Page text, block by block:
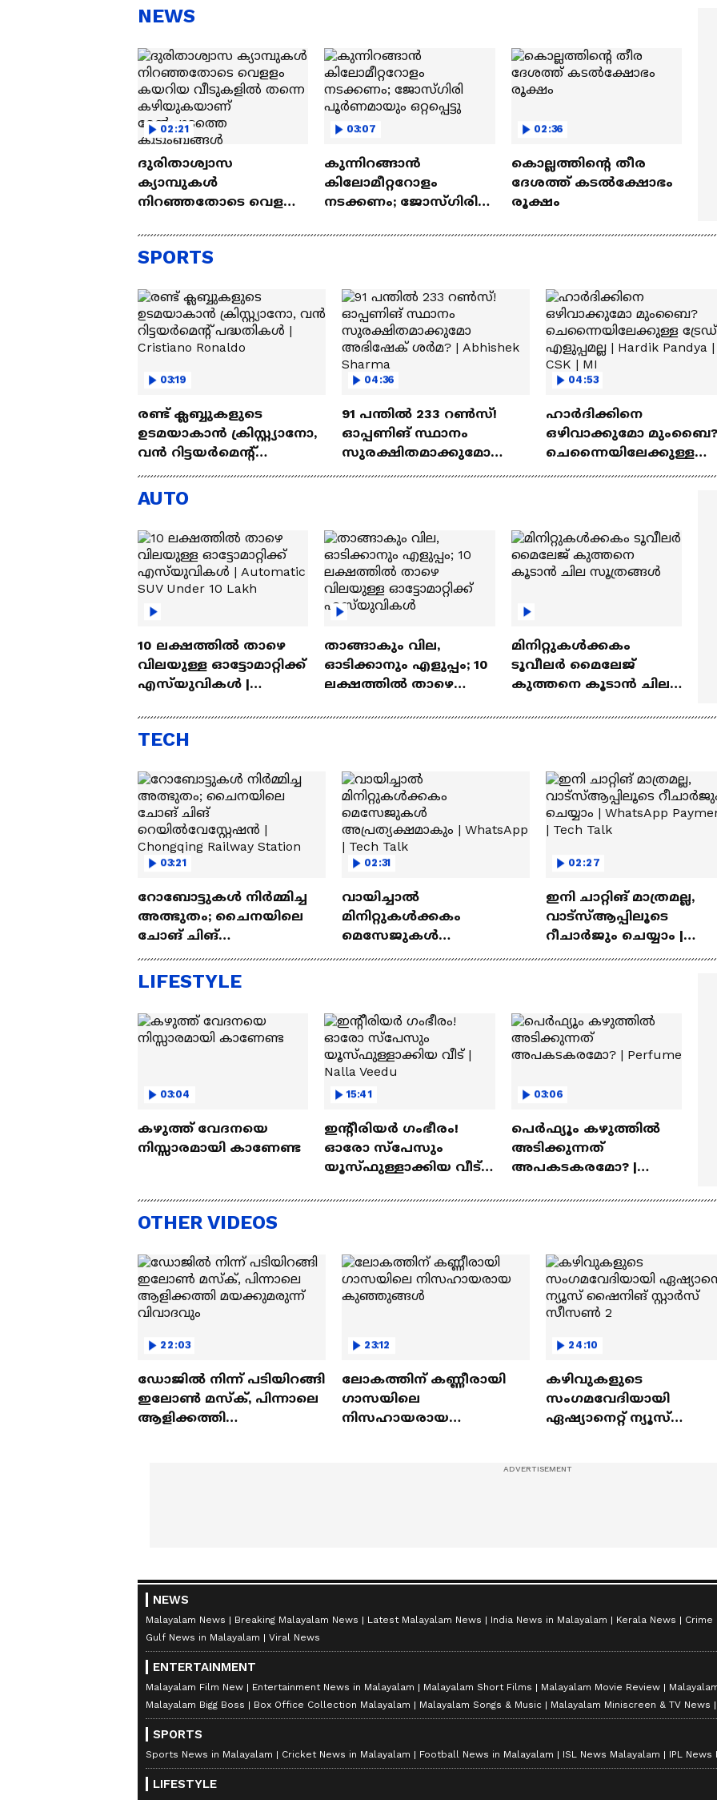
സന്തോഷം'
NEWS
02:21
ദുരിതാശ്വാസ
ക്യാമ്പുകൾ
നിറഞ്ഞതോടെ വെളളം
തന്നെ കഴിയുകയാണ്
മേൽപ്പാടത്തെ
03:07
കുന്നിറങ്ങാൻ
കിലോമീറ്ററോളം
നടക്കണം; ജോസ്​ഗിരി
02:36
കൊല്ലത്തിന്റെ തീര
ദേശത്ത് കടൽക്ഷോഭം
രൂക്ഷം
SPORTS
03:19
രണ്ട്‌ ക്ലബ്ബുകളുടെ
ഉടമയാകാന്‍ ക്രിസ്റ്റ്യാനോ,
വന്‍ റിട്ടയര്‍മെന്റ്‌
പദ്ധതികള്‍ | Cristiano
Ronaldo
04:36
91 പന്തില്‍ 233 റണ്‍സ്!
ഓപ്പണിങ് സ്ഥാനം
സുരക്ഷിതമാക്കുമോ
അഭിഷേക് ശർമ? |
04:53
ഹാർദിക്കിനെ
ഒഴിവാക്കുമോ മുംബൈ?
ചെന്നൈയിലേക്കുള്ള
ട്രേഡ് എളുപ്പമല്ല | Hardik
AUTO
10 ലക്ഷത്തിൽ താഴെ
വിലയുള്ള ഓട്ടോമാറ്റിക്ക്
എസ്‍യുവികൾ |
Lakh
താങ്ങാകും വില,
ഓടിക്കാനും എളുപ്പം; 10
ലക്ഷത്തിൽ താഴെ
എസ്‍യുവികൾ
മിനിറ്റുകൾക്കകം
ടൂവീലർ മൈലേജ്
കുത്തനെ കൂടാൻ ചില
TECH
03:21
റോബോട്ടുകൾ നിർമ്മിച്ച
അത്ഭുതം; ചൈനയിലെ
ചോങ് ചിങ്
Chongqing Railway Station
02:31
വായിച്ചാൽ
മിനിറ്റുകൾക്കകം
മെസേജുകള്‍
02:27
ഇനി ചാറ്റിങ് മാത്രമല്ല,
വാട്‌സ്‌ആപ്പിലൂടെ
റീചാർജും ചെയ്യാം |
LIFESTYLE
03:04
കഴുത്ത് വേദനയെ
നിസ്സാരമായി കാണേണ്ട
15:41
ഇന്റീരിയർ ഗംഭീരം!
ഓരോ സ്‌പേസും
യൂസ്ഫുള്ളാക്കിയ വീട് |
03:06
പെർഫ്യൂം കഴുത്തിൽ
അടിക്കുന്നത്
അപകടകരമോ? |
OTHER VIDEOS
22:03
ഡോജിൽ നിന്ന് പടിയിറങ്ങി
ഇലോൺ മസ്ക്, പിന്നാലെ
ആളിക്കത്തി
23:12
ലോകത്തിന് കണ്ണീരായി
ഗാസയിലെ
നിസഹായരായ
24:10
കഴിവുകളുടെ
സംഗമവേദിയായി
ഏഷ്യാനെറ്റ് ന്യൂസ്
NEWS
Malayalam News Breaking Malayalam News Latest Malayalam News India News in Malayalam Kerala News Crime
Gulf News in Malayalam
Viral News
ENTERTAINMENT
Malayalam Film New Entertainment News in Malayalam Malayalam Short Films Malayalam Movie Review
Malayalam Bigg Boss
Box Office Collection Malayalam Malayalam Songs & Music Malayalam Miniscreen & TV News
SPORTS
Sports News in Malayalam Cricket News in Malayalam Football News in Malayalam ISL News Malayalam IPL News
LIFESTYLE